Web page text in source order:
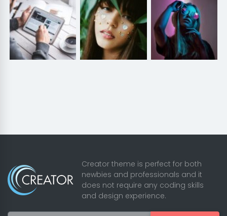
Creator theme is perfect for both
newbies and professionals and it
does not require any coding skills
and design experience.